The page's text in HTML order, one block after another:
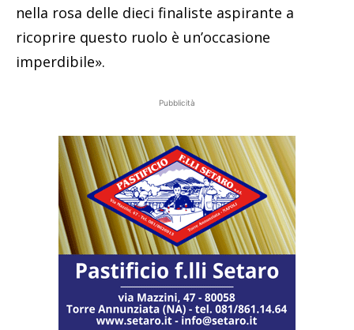
nella rosa delle dieci finaliste aspirante a
ricoprire questo ruolo è un’occasione
imperdibile».
Pubblicità